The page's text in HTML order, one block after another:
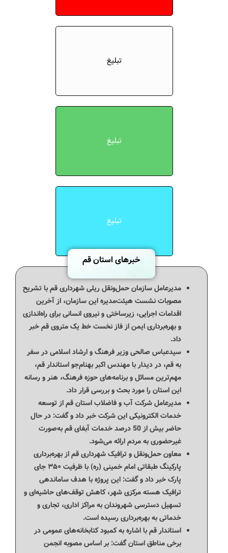
تبلیغ
تبلیغ
تبلیغ
خبرهای استان قم
مدیرعامل سازمان حمل‌ونقل ریلی شهرداری قم با تشریح
مصوبات نشست هیئت‌مدیره این سازمان، از آخرین
اقدامات اجرایی، زیرساختی و نیروی انسانی برای راه‌اندازی
و بهره‌برداری ایمن از فاز نخست خط یک متروی قم خبر
داد.
سیدعباس صالحی وزیر فرهنگ و ارشاد اسلامی در سفر
به قم، در دیدار با مهندس اکبر بهنام‌جو استاندار قم،
مهم‌ترین مسائل و برنامه‌های حوزه فرهنگ، هنر و رسانه
این استان را مورد بحث و بررسی قرار داد.
مدیرعامل شرکت آب و فاضلاب استان قم از توسعه
خدمات الکترونیکی این شرکت خبر داد و گفت: در حال
حاضر بیش از 50 درصد خدمات آبفای قم به‌صورت
غیرحضوری به مردم ارائه می‌شود.
معاون حمل‌ونقل و ترافیک شهرداری قم از بهره‌برداری
پارکینگ طبقاتی امام خمینی (ره) با ظرفیت ۳۵۰ جای
پارک خبر داد و گفت: این پروژه با هدف ساماندهی
ترافیک هسته مرکزی شهر، کاهش توقف‌های حاشیه‌ای و
تسهیل دسترسی شهروندان به مراکز اداری، تجاری و
خدماتی به بهره‌برداری رسیده است.
استاندار قم با اشاره به کمبود کتابخانه‌های عمومی در
برخی مناطق استان گفت: بر اساس مصوبه انجمن